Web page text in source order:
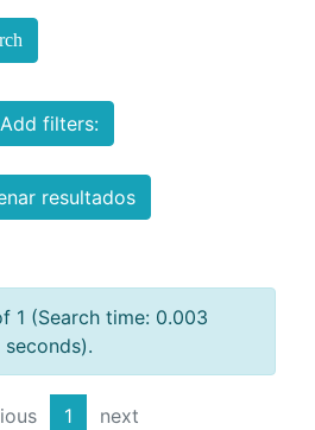
Add filters:
resultados
1 (Search time: 0.003
seconds).
1 next